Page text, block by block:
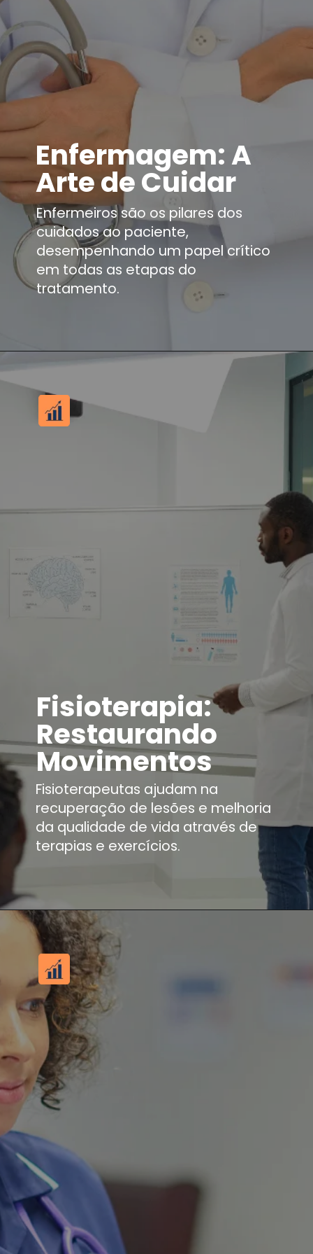
Enfermagem: A
Arte de Cuidar
Enfermeiros são os pilares dos
cuidados ao paciente,
desempenhando um papel crítico
em todas as etapas do
tratamento.
Fisioterapia:
Restaurando
Movimentos
Fisioterapeutas ajudam na
recuperação de lesões e melhoria
da qualidade de vida através de
terapias e exercícios.